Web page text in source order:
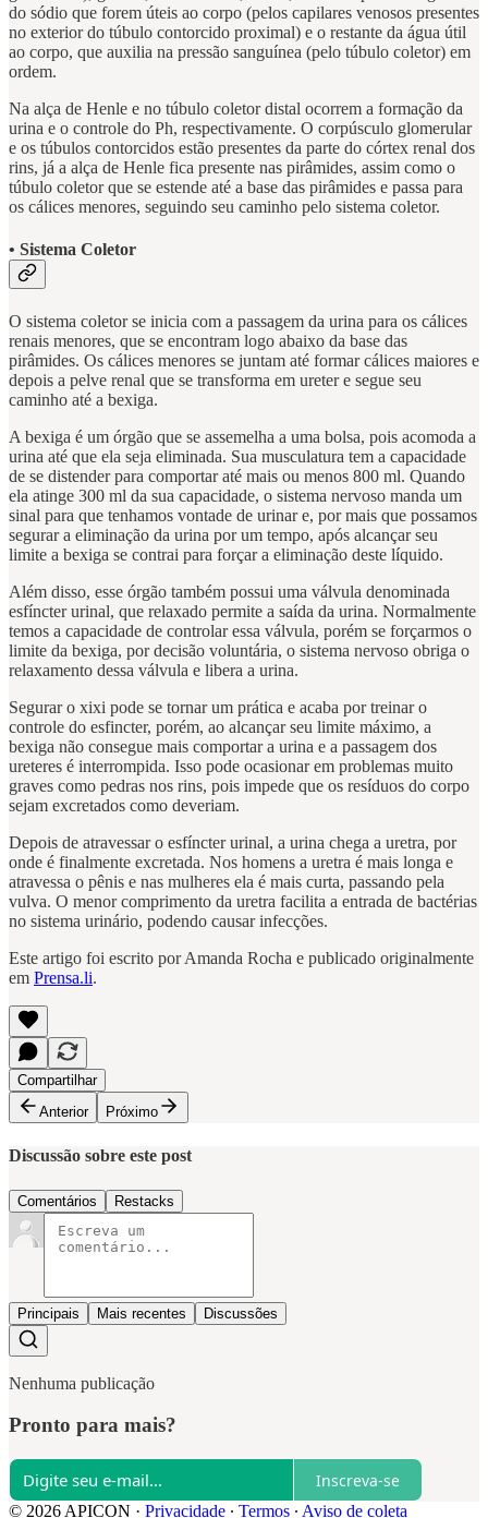
do sódio que forem úteis ao corpo (pelos capilares venosos presentes
no exterior do túbulo contorcido proximal) e o restante da água útil
ao corpo, que auxilia na pressão sanguínea (pelo túbulo coletor) em
ordem.
Na alça de Henle e no túbulo coletor distal ocorrem a formação da
urina e o controle do Ph, respectivamente. O corpúsculo glomerular
e os túbulos contorcidos estão presentes da parte do córtex renal dos
rins, já a alça de Henle fica presente nas pirâmides, assim como o
túbulo coletor que se estende até a base das pirâmides e passa para
os cálices menores, seguindo seu caminho pelo sistema coletor.
• Sistema Coletor
O sistema coletor se inicia com a passagem da urina para os cálices
renais menores, que se encontram logo abaixo da base das
pirâmides. Os cálices menores se juntam até formar cálices maiores e
depois a pelve renal que se transforma em ureter e segue seu
caminho até a bexiga.
A bexiga é um órgão que se assemelha a uma bolsa, pois acomoda a
urina até que ela seja eliminada. Sua musculatura tem a capacidade
de se distender para comportar até mais ou menos 800 ml. Quando
ela atinge 300 ml da sua capacidade, o sistema nervoso manda um
sinal para que tenhamos vontade de urinar e, por mais que possamos
segurar a eliminação da urina por um tempo, após alcançar seu
limite a bexiga se contrai para forçar a eliminação deste líquido.
Além disso, esse órgão também possui uma válvula denominada
esfíncter urinal, que relaxado permite a saída da urina. Normalmente
temos a capacidade de controlar essa válvula, porém se forçarmos o
limite da bexiga, por decisão voluntária, o sistema nervoso obriga o
relaxamento dessa válvula e libera a urina.
Segurar o xixi pode se tornar um prática e acaba por treinar o
controle do esfincter, porém, ao alcançar seu limite máximo, a
bexiga não consegue mais comportar a urina e a passagem dos
ureteres é interrompida. Isso pode ocasionar em problemas muito
graves como pedras nos rins, pois impede que os resíduos do corpo
sejam excretados como deveriam.
Depois de atravessar o esfíncter urinal, a urina chega a uretra, por
onde é finalmente excretada. Nos homens a uretra é mais longa e
atravessa o pênis e nas mulheres ela é mais curta, passando pela
vulva. O menor comprimento da uretra facilita a entrada de bactérias
no sistema urinário, podendo causar infecções.
Este artigo foi escrito por Amanda Rocha e publicado originalmente
em Prensa.li.
Compartilhar
Anterior
Próximo
Discussão sobre este post
Comentários Restacks
Principais Mais recentes Discussões
Nenhuma publicação
Pronto para mais?
Inscreva-se
© 2026 APICON · Privacidade ∙ Termos ∙ Aviso de coleta